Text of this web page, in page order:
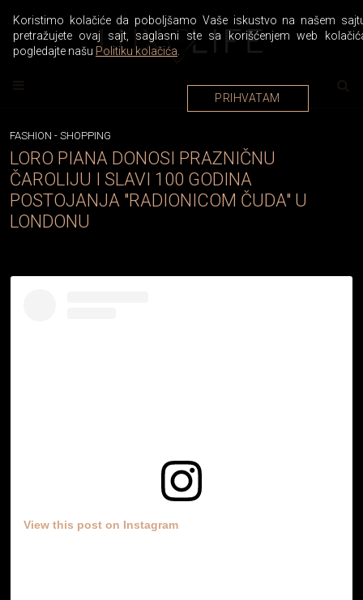
FASHION - SHOPPING
LORO PIANA DONOSI PRAZNIČNU
ČAROLIJU I SLAVI 100 GODINA
POSTOJANJA "RADIONICOM ČUDA" U
LONDONU
View this post on Instagram
Koristimo kolačiće da poboljšamo Vaše iskustvo na našem
pretražujete ovaj sajt, saglasni ste sa korišćenjem web
pogledajte našu Politiku kolačića
PRIHVATAM